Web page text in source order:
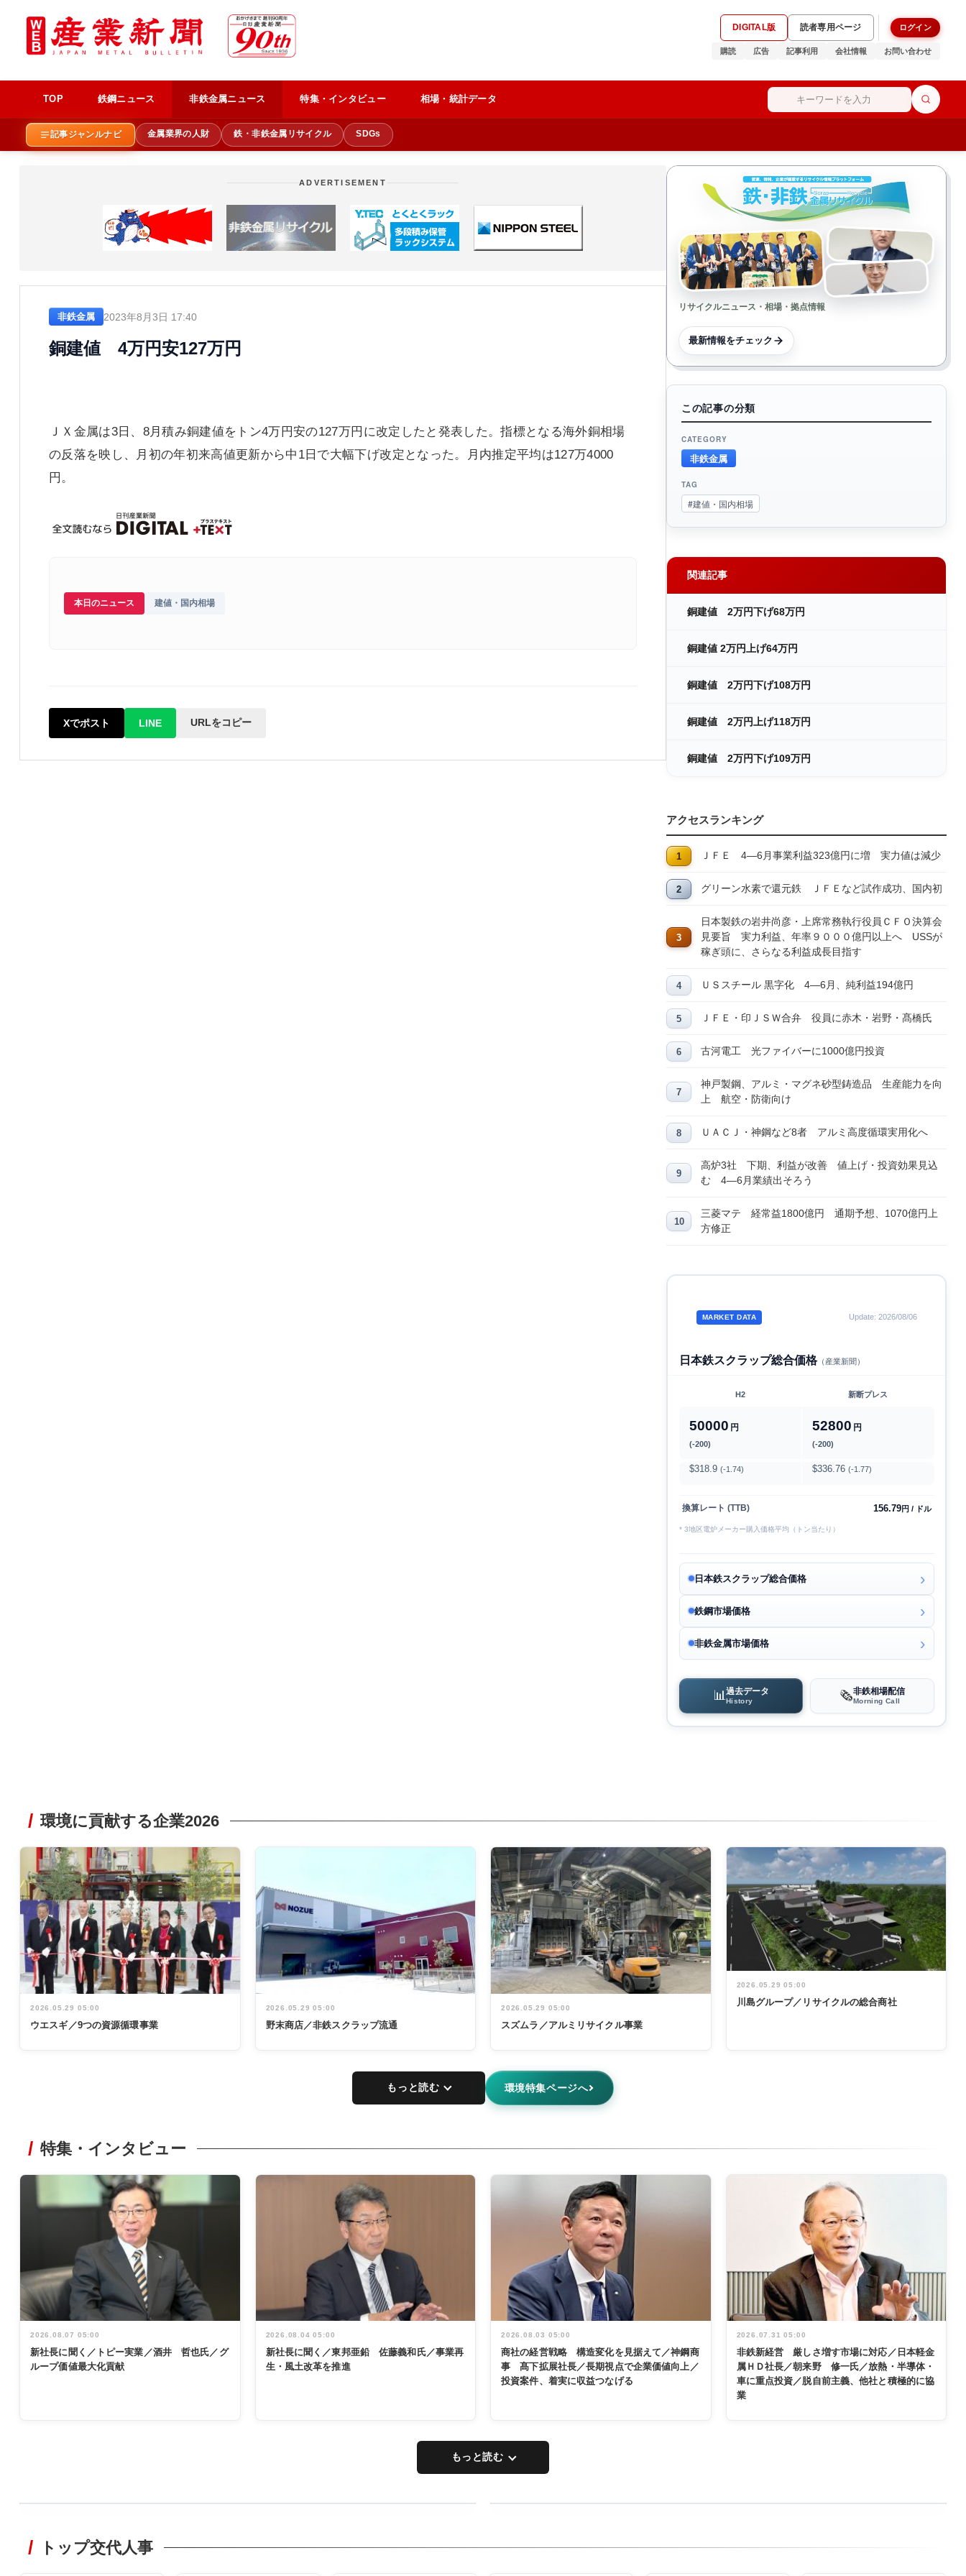
DIGITAL版 読者専用ページ ログイン
購読 広告 記事利用 会社情報 お問い合わせ
TOP 鉄鋼ニュース 非鉄金属ニュース 特集・インタビュー 相場・統計データ
記事ジャンルナビ 金属業界の人財 鉄・非鉄金属リサイクル SDGs
ADVERTISEMENT
非鉄金属 2023年8月3日 17:40
銅建値 4万円安127万円
ＪＸ金属は3日、8月積み銅建値をトン4万円安の127万円に改定したと発表した。指標となる海外銅相場
の反落を映し、月初の年初来高値更新から中1日で大幅下げ改定となった。月内推定平均は127万4000
円。
本日のニュース 建値・国内相場
Xでポスト LINE URLをコピー
リサイクルニュース・相場・拠点情報
最新情報をチェック
この記事の分類
CATEGORY
非鉄金属
TAG
#建値・国内相場
関連記事
銅建値 2万円下げ68万円
銅建値 2万円上げ64万円
銅建値 2万円下げ108万円
銅建値 2万円上げ118万円
銅建値 2万円下げ109万円
アクセスランキング
ＪＦＥ 4―6月事業利益323億円に増 実力値は減少
グリーン水素で還元鉄 ＪＦＥなど試作成功、国内初
日本製鉄の岩井尚彦・上席常務執行役員ＣＦＯ決算会
見要旨 実力利益、年率９０００億円以上へ USSが
稼ぎ頭に、さらなる利益成長目指す
ＵＳスチール 黒字化 4―6月、純利益194億円
ＪＦＥ・印ＪＳＷ合弁 役員に赤木・岩野・髙橋氏
古河電工 光ファイバーに1000億円投資
神戸製鋼、アルミ・マグネ砂型鋳造品 生産能力を向
上 航空・防衛向け
ＵＡＣＪ・神鋼など8者 アルミ高度循環実用化へ
高炉3社 下期、利益が改善 値上げ・投資効果見込
む 4―6月業績出そろう
三菱マテ 経常益1800億円 通期予想、1070億円上
方修正
MARKET DATA Update: 2026/08/06
日本鉄スクラップ総合価格（産業新聞）
H2 新断プレス
50000 円
(-200)
52800 円
(-200)
$318.9 (-1.74) $336.76 (-1.77)
換算レート (TTB) 156.79円 / ドル
* 3地区電炉メーカー購入価格平均（トン当たり）
日本鉄スクラップ総合価格
鉄鋼市場価格
非鉄金属市場価格
📊 過去データ
History 🗞️非鉄相場配信
Morning Call
環境に貢献する企業2026
2026.05.29 05:00
ウエスギ／9つの資源循環事業
2026.05.29 05:00
野末商店／非鉄スクラップ流通
2026.05.29 05:00
スズムラ／アルミリサイクル事業
2026.05.29 05:00
川島グループ／リサイクルの総合商社
もっと読む 環境特集ページへ
特集・インタビュー
2026.08.07 05:00
新社長に聞く／トピー実業／酒井 哲也氏／グ
ループ価値最大化貢献
2026.08.04 05:00
新社長に聞く／東邦亜鉛 佐藤義和氏／事業再
生・風土改革を推進
2026.08.03 05:00
商社の経営戦略 構造変化を見据えて／神鋼商
事 髙下拡展社長／長期視点で企業価値向上／
投資案件、着実に収益つなげる
2026.07.31 05:00
非鉄新経営 厳しさ増す市場に対応／日本軽金
属ＨＤ社長／朝来野 修一氏／放熱・半導体・
車に重点投資／脱自前主義、他社と積極的に協
業
もっと読む
非鉄業界で
トップ交代人事